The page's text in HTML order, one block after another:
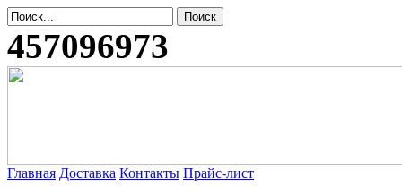
457096973
Главная Доставка Контакты Прайс-лист